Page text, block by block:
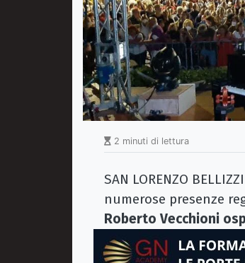
2 minuti di lettura
SAN LORENZO
numerose presenze
Roberto Vecchioni